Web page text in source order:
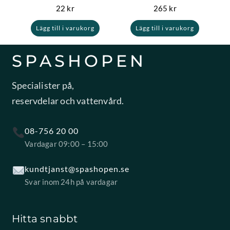
22 kr
Lägg till i varukorg
265 kr
Lägg till i varukorg
SPASHOPEN
Specialister på,
reservdelar och vattenvård.
08-756 20 00
Vardagar 09:00 – 15:00
kundtjanst@spashopen.se
Svar inom 24h på vardagar
Hitta snabbt